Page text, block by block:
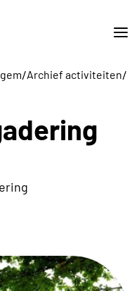
/Archief activiteiten/